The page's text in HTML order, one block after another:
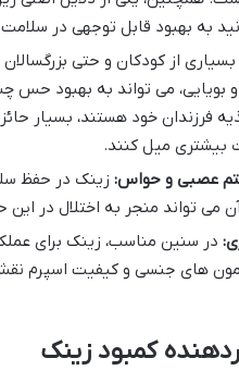
به بهبود قابل توجهی در
بسیاری از کودکان و حتی
می تواند به بهبود حس
فرزندان خود هستند، بسیار
بیشتری میل کنند.
عصبی و حواس: زینک در حفظ
می تواند منجر به اختلال در
در سنین مناسب، زینک برای
های جنسی و کیفیت اسپرم
کمبود زینک